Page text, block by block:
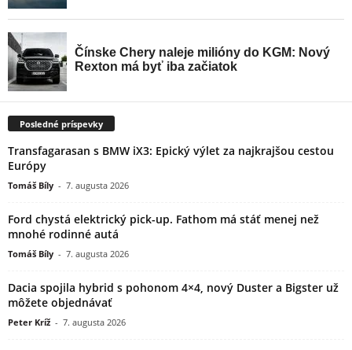
Posledné príspevky
Transfagarasan s BMW iX3: Epický výlet za najkrajšou cestou
Európy
Tomáš Bíly - 7. augusta 2026
Ford chystá elektrický pick-up. Fathom má stáť menej než
mnohé rodinné autá
Tomáš Bíly - 7. augusta 2026
Dacia spojila hybrid s pohonom 4×4, nový Duster a Bigster už
môžete objednávať
Peter Kríž - 7. augusta 2026